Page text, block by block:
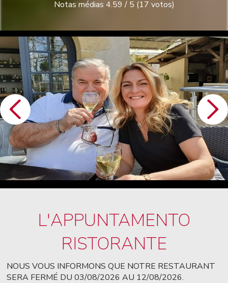
Notas médias 4.59 / 5 (17 votos)
L'APPUNTAMENTO
RISTORANTE
NOUS VOUS INFORMONS QUE NOTRE RESTAURANT
SERA FERMÉ DU 03/08/2026 AU 12/08/2026.